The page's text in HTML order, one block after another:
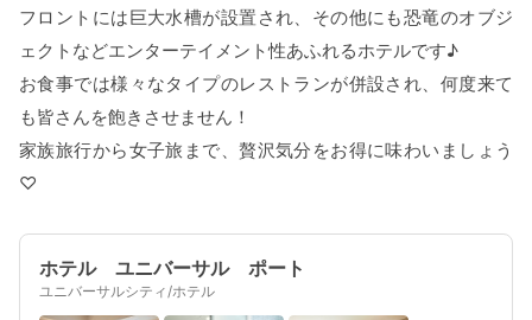
フロントには巨大水槽が設置され、その他にも恐竜のオブジ
ェクトなどエンターテイメント性あふれるホテルです♪
お食事では様々なタイプのレストランが併設され、何度来て
も皆さんを飽きさせません！
家族旅行から女子旅まで、贅沢気分をお得に味わいましょう
♡
ホテル ユニバーサル ポート
ユニバーサルシティ/ホテル